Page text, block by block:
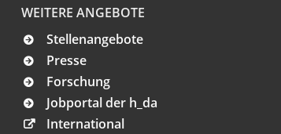
WEITERE ANGEBOTE
Stellenangebote
Presse
Forschung
Jobportal der h_da
International